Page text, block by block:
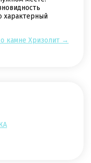
характерный
камне Хризолит →